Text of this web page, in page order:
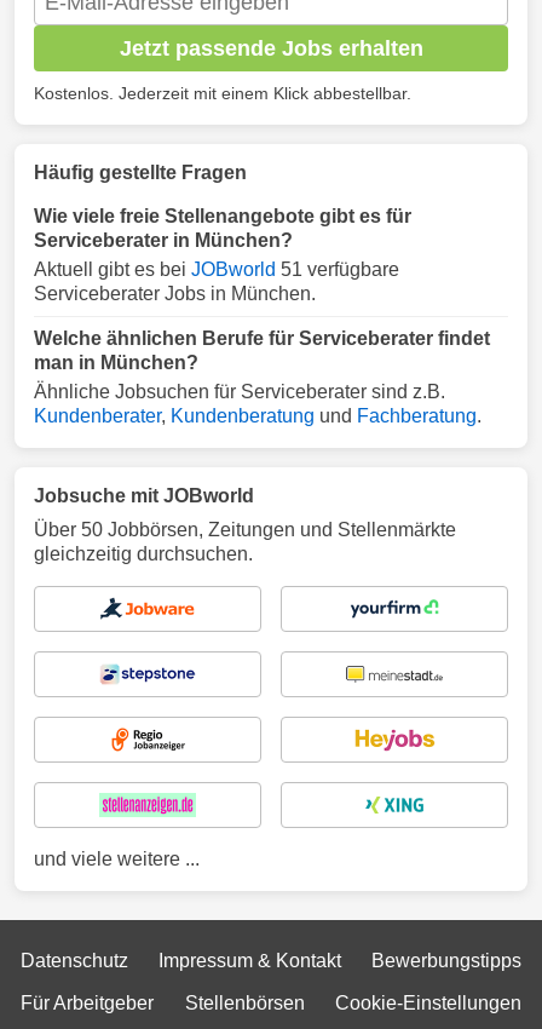
Jetzt passende Jobs erhalten
Kostenlos. Jederzeit mit einem Klick abbestellbar.
Häufig gestellte Fragen
Wie viele freie Stellenangebote gibt es für
Serviceberater in München?
Aktuell gibt es bei JOBworld 51 verfügbare
Serviceberater Jobs in München.
Welche ähnlichen Berufe für Serviceberater findet
man in München?
Ähnliche Jobsuchen für Serviceberater sind z.B.
Kundenberater, Kundenberatung und Fachberatung.
Jobsuche mit JOBworld
Über 50 Jobbörsen, Zeitungen und Stellenmärkte
gleichzeitig durchsuchen.
und viele weitere ...
Datenschutz Impressum & Kontakt Bewerbungstipps
Für Arbeitgeber Stellenbörsen Cookie-Einstellungen